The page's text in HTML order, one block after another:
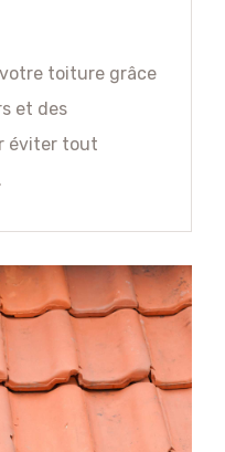
toiture grâce
et des
éviter tout